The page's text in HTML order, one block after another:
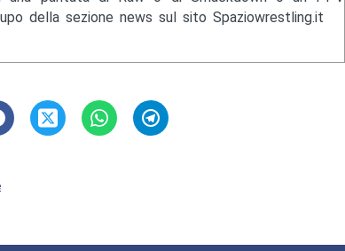
della sezione news sul sito Spaziowrestling.it